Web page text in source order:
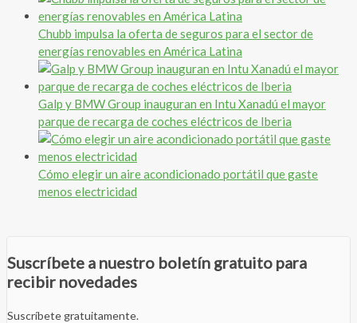
Chubb impulsa la oferta de seguros para el sector de
energías renovables en América Latina
Galp y BMW Group inauguran en Intu Xanadú el mayor
parque de recarga de coches eléctricos de Iberia
Cómo elegir un aire acondicionado portátil que gaste
menos electricidad
Suscríbete a nuestro boletín gratuito para
recibir novedades
Suscríbete gratuitamente.